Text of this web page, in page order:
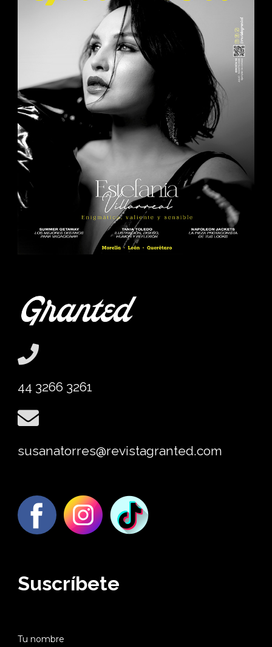
44 3266 3261
susanatorres@revistagranted.com
Suscríbete
Tu nombre